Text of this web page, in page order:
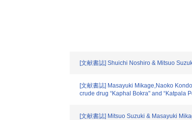
[文献書誌] Shuichi Noshiro & Mitsuo
[文献書誌] Masayuki Mikage,Naoko
crude drug “Kaphal Bokra" and “Katpala
[文献書誌] Mitsuo Suzuki & Masayuki